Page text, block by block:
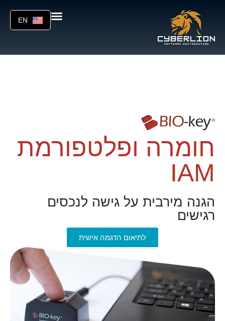
EN
חומרה ופלטפורמת
IAM
הגנה מירבית על גישה לנכסים
רגישים
לתיאום הדגמה אישית